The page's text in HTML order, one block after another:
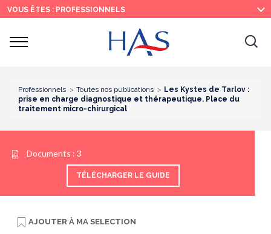
Recherche
Menu
principal
Contenu
principal
VOUS ÊTES : PROFESSIONNELS
Ouvrir
Professionnels Toutes nos publications
Les Kystes de Tarlov :
prise en charge diagnostique et thérapeutique. Place du
traitement micro-chirurgical
Documents : 3
TÉLÉCHARGER LE GUIDE
AJOUTER À MA SELECTION